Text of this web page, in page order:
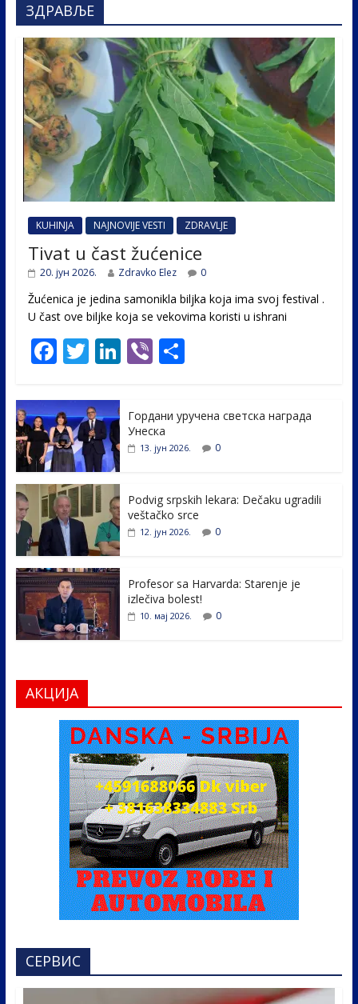
ЗДРАВЉЕ
KUHINJA NAJNOVIJE VESTI ZDRAVLJE
Tivat u čast žućenice
20. јун 2026. Zdravko Elez 0
Žućenica je jedina samonikla biljka koja ima svoj festival .
U čast ovе biljke koja se vekovima koristi u ishrani
F
e
b
o
o
k
T
itt
er
Li
e
dI
Vi S
e
Гордани уручена светска награда
Унеска
13. јун 2026. 0
Podvig srpskih lekara: Dečaku ugradili
veštačko srce
12. јун 2026. 0
Profesor sa Harvarda: Starenje je
izlečiva bolest!
10. мај 2026. 0
АКЦИЈА
СЕРВИС